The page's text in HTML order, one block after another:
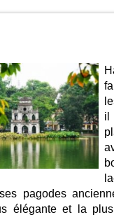
il
pagodes
élégante et la